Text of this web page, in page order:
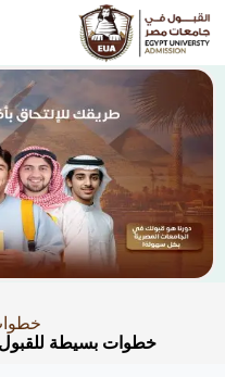
خطوات بسيطة للقبول